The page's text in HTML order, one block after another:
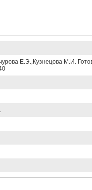
Е.Э.,Кузнецова М.И.